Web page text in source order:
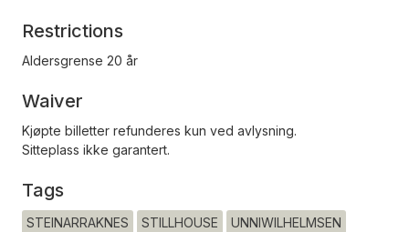
Restrictions
Aldersgrense 20 år
Waiver
Kjøpte billetter refunderes kun ved avlysning.
Sitteplass ikke garantert.
Tags
STEINARRAKNES STILLHOUSE UNNIWILHELMSEN